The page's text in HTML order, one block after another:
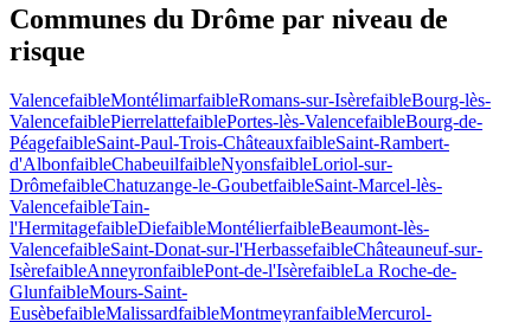
Communes du Drôme par niveau de
risque
ValencefaibleMontélimarfaibleRomans-sur-IsèrefaibleBourg-lès-
ValencefaiblePierrelattefaiblePortes-lès-ValencefaibleBourg-de-
PéagefaibleSaint-Paul-Trois-ChâteauxfaibleSaint-Rambert-
d'AlbonfaibleChabeuilfaibleNyonsfaibleLoriol-sur-
DrômefaibleChatuzange-le-GoubetfaibleSaint-Marcel-lès-
ValencefaibleTain-
l'HermitagefaibleDiefaibleMontélierfaibleBeaumont-lès-
ValencefaibleSaint-Donat-sur-l'HerbassefaibleChâteauneuf-sur-
IsèrefaibleAnneyronfaiblePont-de-l'IsèrefaibleLa Roche-de-
GlunfaibleMours-Saint-
EusèbefaibleMalissardfaibleMontmeyranfaibleMercurol-